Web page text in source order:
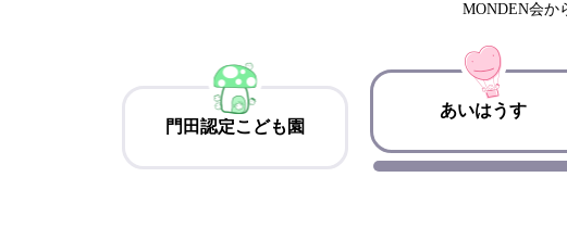
MONDEN会か
門田認定こども園
あいはうす